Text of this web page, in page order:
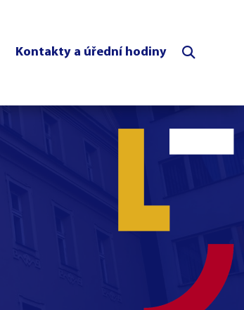
Kontakty a úřední hodiny